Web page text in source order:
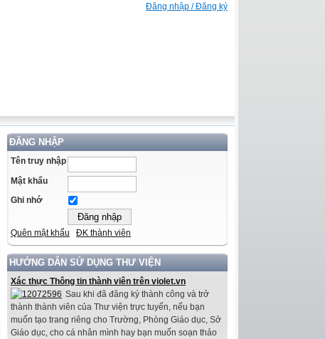
Đăng nhập / Đăng ký
ĐĂNG NHẬP
Tên truy nhập
Mật khẩu
Ghi nhớ
Quên mật khẩu ĐK thành viên
HƯỚNG DẪN SỬ DỤNG THƯ VIỆN
Xác thực Thông tin thành viên trên violet.vn
Sau khi đã đăng ký thành công và trở
thành thành viên của Thư viện trực tuyến, nếu bạn
muốn tạo trang riêng cho Trường, Phòng Giáo dục, Sở
Giáo dục, cho cá nhân mình hay bạn muốn soạn thảo